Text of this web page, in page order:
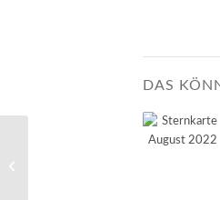
DAS